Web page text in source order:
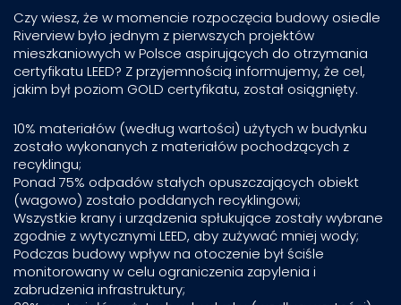
Czy wiesz, że w momencie rozpoczęcia budowy osiedle
Riverview było jednym z pierwszych projektów
mieszkaniowych w Polsce aspirujących do otrzymania
certyfikatu LEED? Z przyjemnością informujemy, że cel,
jakim był poziom GOLD certyfikatu, został osiągnięty.
10% materiałów (według wartości) użytych w budynku
zostało wykonanych z materiałów pochodzących z
recyklingu;
Ponad 75% odpadów stałych opuszczających obiekt
(wagowo) zostało poddanych recyklingowi;
Wszystkie krany i urządzenia spłukujące zostały wybrane
zgodnie z wytycznymi LEED, aby zużywać mniej wody;
Podczas budowy wpływ na otoczenie był ściśle
monitorowany w celu ograniczenia zapylenia i
zabrudzenia infrastruktury;